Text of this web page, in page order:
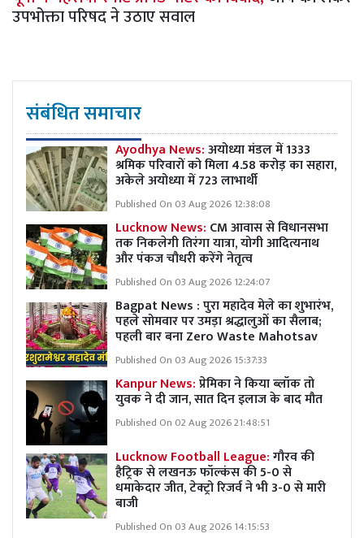
उपभोक्ता परिषद ने उठाए सवाल
संबंधित समाचार
Ayodhya News:अयोध्या मंडल में 1333
श्रमिक परिवारों को मिला 4.58 करोड़ का सहारा,
अकेले अयोध्या में 723 लाभार्थी
Published On 03 Aug 2026 12:38:08
Lucknow News: CM आवास से विधानसभा
तक निकलेगी तिरंगा यात्रा, योगी आदित्यनाथ
और पंकज चौधरी करेंगे नेतृत्व
Published On 03 Aug 2026 12:24:07
Bagpat News : पुरा महादेव मेले का शुभारंभ,
पहले सोमवार पर उमड़ा श्रद्धालुओं का सैलाब;
पहली बार बना Zero Waste Mahotsav
Published On 03 Aug 2026 15:37:33
Kanpur News:प्रेमिका ने किया ब्लॉक तो
युवक ने दी जान, सात दिन इलाज के बाद मौत
Published On 02 Aug 2026 21:48:51
Lucknow Football League:गौरव की
हैट्रिक से लखनऊ फॉल्कंस की 5-0 से
धमाकेदार जीत, टेक्ट्रो रिजर्व ने भी 3-0 से मारी
बाजी
Published On 03 Aug 2026 14:15:53